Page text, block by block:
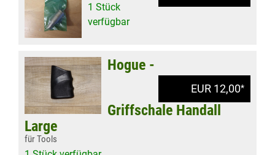
1 Stück
verfügbar
EUR 12,00*
Hogue -
Griffschale Handall
Large
für Tools